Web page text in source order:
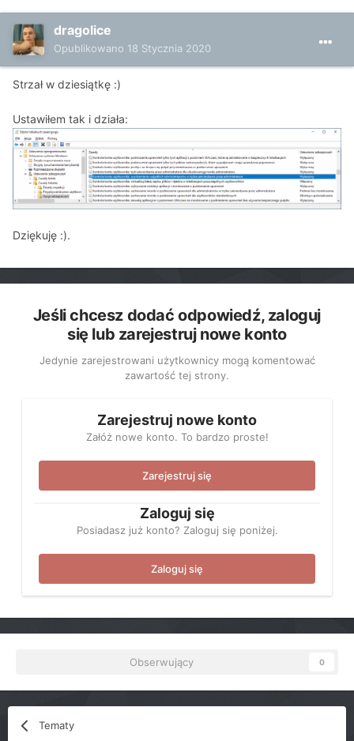
dragolice
Opublikowano 18 Stycznia 2020
Strzał w dziesiątkę :)
Ustawiłem tak i działa:
Dziękuję :).
Jeśli chcesz dodać odpowiedź, zaloguj
się lub zarejestruj nowe konto
Jedynie zarejestrowani użytkownicy mogą komentować
zawartość tej strony.
Zarejestruj nowe konto
Załóż nowe konto. To bardzo proste!
Zarejestruj się
Zaloguj się
Posiadasz już konto? Zaloguj się poniżej.
Zaloguj się
Obserwujący 0
Tematy